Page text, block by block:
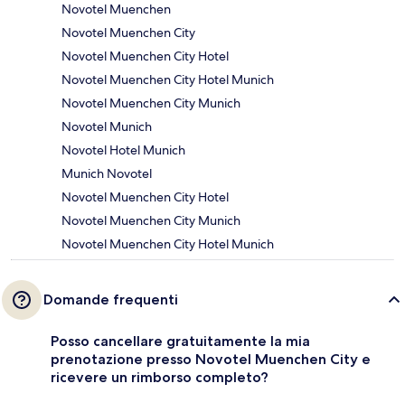
Novotel Muenchen
Novotel Muenchen City
Novotel Muenchen City Hotel
Novotel Muenchen City Hotel Munich
Novotel Muenchen City Munich
Novotel Munich
Novotel Hotel Munich
Munich Novotel
Novotel Muenchen City Hotel
Novotel Muenchen City Munich
Novotel Muenchen City Hotel Munich
Domande frequenti
Posso cancellare gratuitamente la mia
prenotazione presso Novotel Muenchen City e
ricevere un rimborso completo?